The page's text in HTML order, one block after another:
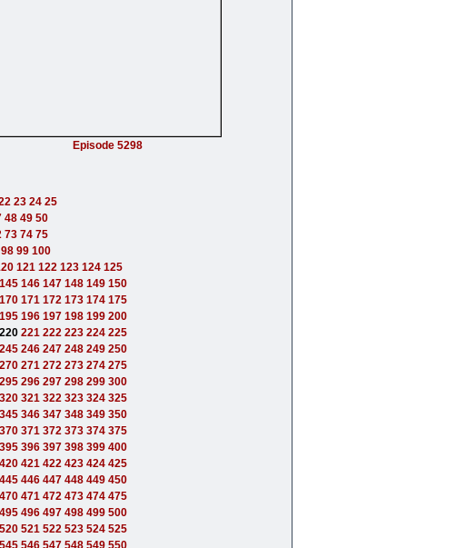
Episode 5298
23 24 25
48 49 50
73 74 75
98 99 100
121 122 123 124 125
145 146 147 148 149 150
170 171 172 173 174 175
195 196 197 198 199 200
221 222 223 224 225
245 246 247 248 249 250
270 271 272 273 274 275
295 296 297 298 299 300
320 321 322 323 324 325
345 346 347 348 349 350
370 371 372 373 374 375
395 396 397 398 399 400
420 421 422 423 424 425
445 446 447 448 449 450
470 471 472 473 474 475
495 496 497 498 499 500
520 521 522 523 524 525
545 546 547 548 549 550